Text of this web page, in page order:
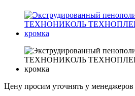
Цену просим уточнять у менеджеров